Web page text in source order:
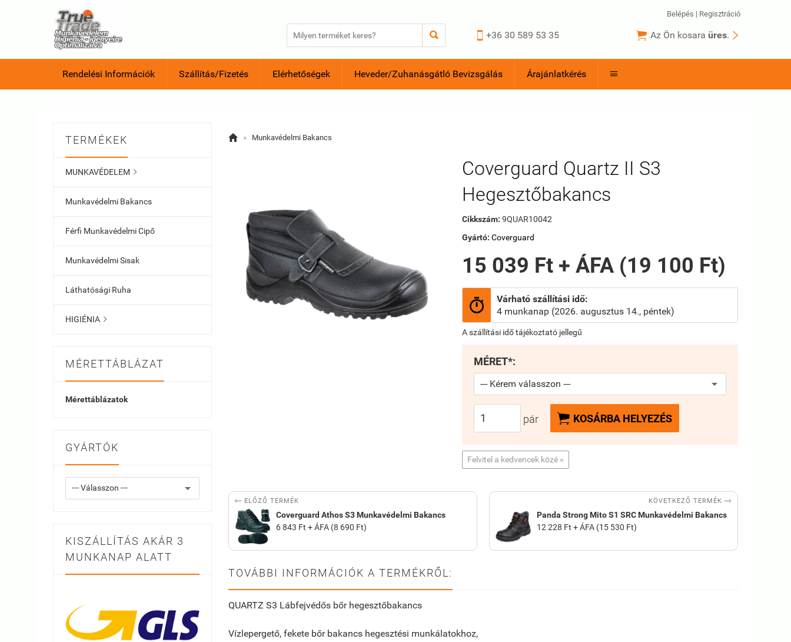
  +36 30 589 53 35  Az Ön kosara üres. 
Belépés | Regisztráció
Rendelési Információk Szállítás/Fizetés Elérhetőségek Heveder/Zuhanásgátló Bevizsgálás Árajánlatkérés 
TERMÉKEK
MUNKAVÉDELEM 
Munkavédelmi Bakancs
Férfi Munkavédelmi Cipő
Munkavédelmi Sisak
Láthatósági Ruha
HIGIÉNIA 
MÉRETTÁBLÁZAT
Mérettáblázatok
GYÁRTÓK
KISZÁLLÍTÁS AKÁR 3
MUNKANAP ALATT
 » Munkavédelmi Bakancs
Coverguard Quartz II S3
Hegesztőbakancs
Cikkszám: 9QUAR10042
Gyártó:Coverguard
15 039 Ft + ÁFA (19 100 Ft)

Várható szállítási idő:
4 munkanap (2026. augusztus 14., péntek)
A szállítási idő tájékoztató jellegű
MÉRET*:
pár  KOSÁRBA HELYEZÉS
Felvitel a kedvencek közé »
 ELŐZŐ TERMÉK
Coverguard Athos S3 Munkavédelmi Bakancs
6 843 Ft + ÁFA (8 690 Ft)
KÖVETKEZŐ TERMÉK 
Panda Strong Mito S1 SRC Munkavédelmi Bakancs
12 228 Ft + ÁFA (15 530 Ft)
TOVÁBBI INFORMÁCIÓK A TERMÉKRŐL:
QUARTZ S3 Lábfejvédős bőr hegesztőbakancs
Vízlepergető, fekete bőr bakancs hegesztési munkálatokhoz,